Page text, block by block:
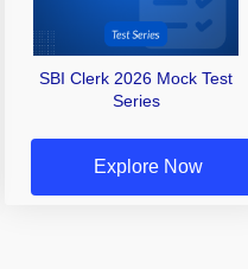
SBI Clerk 2026 Mock Test
Series
Explore Now